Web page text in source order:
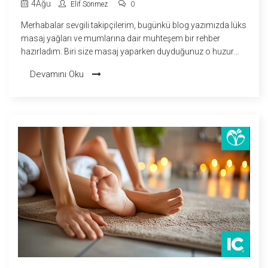
4Ağu Elif Sönmez 0
Merhabalar sevgili takipçilerim, bugünkü blog yazımızda lüks
masaj yağları ve mumlarına dair muhteşem bir rehber
hazırladım. Biri size masaj yaparken duyduğunuz o huzur
İşte bu yazımda, bu deneyimi daha da zenginleştirecek en
anlatacağım. Gelip bu harika dünyanın kapısını birlikte
aralayalım, haydi bakalım!
Devamını Oku